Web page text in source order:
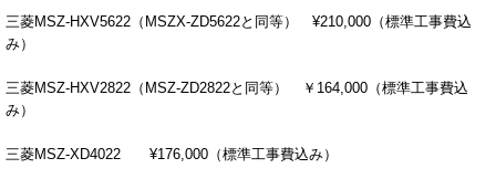
三菱MSZ-HXV5622（MSZX-ZD5622と同等） ¥210,000（標準工事費込
み）
三菱MSZ-HXV2822（MSZ-ZD2822と同等） ￥164,000（標準工事費込
み）
三菱MSZ-XD4022 ¥176,000（標準工事費込み）